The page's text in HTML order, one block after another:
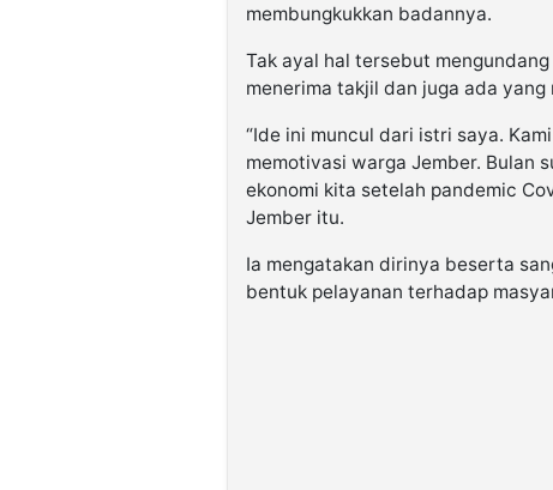
membungkukkan badannya.
Tak ayal hal tersebut
menerima takjil dan juga ada
“Ide ini muncul dari istri saya.
memotivasi warga Jember. Bulan
ekonomi kita setelah pandemic
Jember itu.
Ia mengatakan dirinya beserta
bentuk pelayanan terhadap